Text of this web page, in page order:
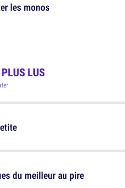
les monos
LUS
du meilleur au pire